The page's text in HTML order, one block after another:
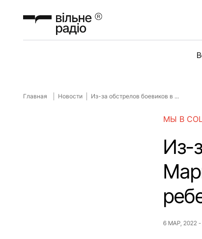
Главная Новости Из-за обстрелов боевиков в ...
МЫ В
Из-
6 МАР, 2022 -